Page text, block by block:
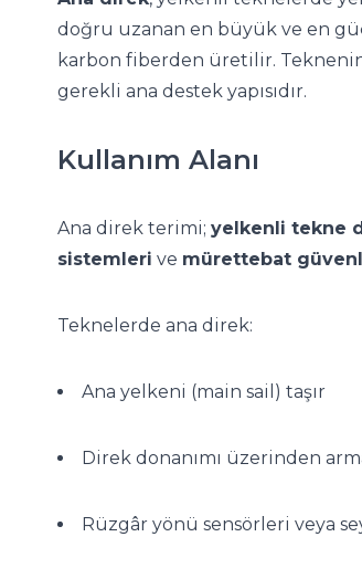
doğru uzanan en büyük ve en
karbon fiberden üretilir.
gerekli ana destek yapısıdır.
Kullanım Alanı
Ana direk terimi; yelkenli tekne
sistemleri ve mürettebat
Teknelerde ana direk:
Ana yelkeni (main sail) taşır
Direk donanımı üzerinden
Rüzgâr yönü sensörleri veya